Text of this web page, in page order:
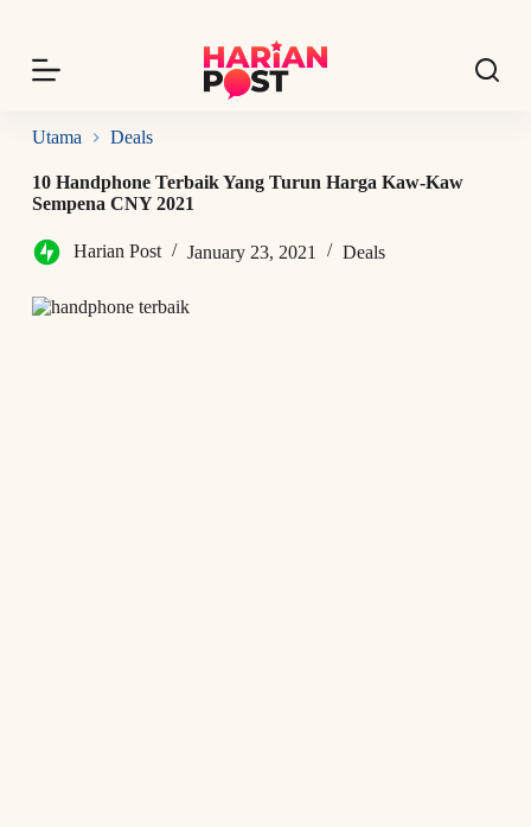
p
oUtama Deals
10 Handphone Terbaik Yang Turun Harga Kaw-Kaw
Sempena CNY 2021
Harian Post January 23, 2021 Deals